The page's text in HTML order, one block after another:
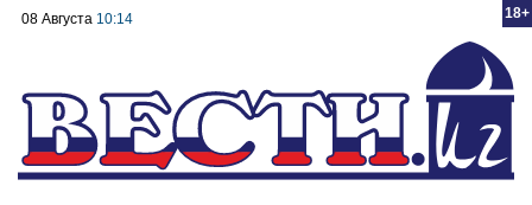
18+
08 Августа 10:14